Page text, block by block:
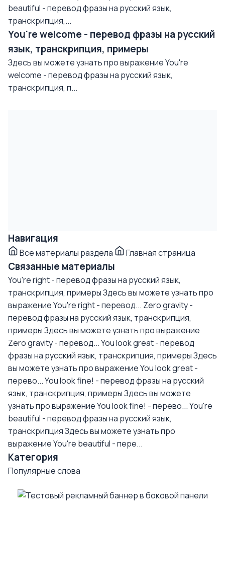
beautiful - перевод фразы на русский язык,
транскрипция,...
You're welcome - перевод фразы на русский
язык, транскрипция, примеры
Здесь вы можете узнать про выражение You're
welcome - перевод фразы на русский язык,
транскрипция, п...
Навигация
Все материалы раздела Главная страница
Связанные материалы
You're right - перевод фразы на русский язык,
транскрипция, примерыЗдесь вы можете узнать про
выражение You're right - перевод... Zero gravity -
перевод фразы на русский язык, транскрипция,
примерыЗдесь вы можете узнать про выражение
Zero gravity - перевод...You look great - перевод
фразы на русский язык, транскрипция, примерыЗдесь
вы можете узнать про выражение You look great -
перево...You look fine! - перевод фразы на русский
язык, транскрипция, примерыЗдесь вы можете
узнать про выражение You look fine! - перево...You're
beautiful - перевод фразы на русский язык,
транскрипцияЗдесь вы можете узнать про
выражение You're beautiful - пере...
Категория
Популярные слова